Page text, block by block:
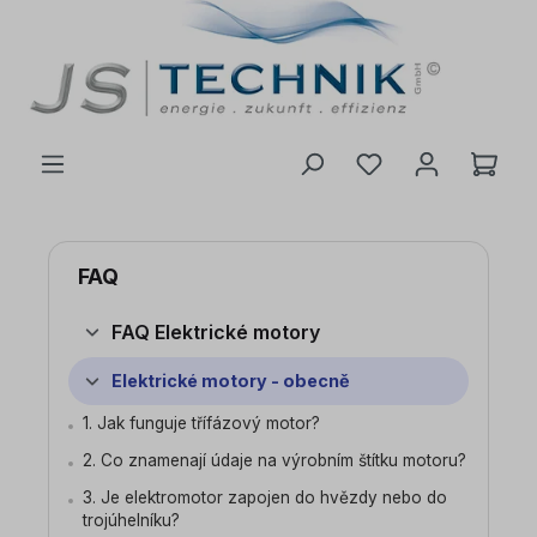
FAQ
FAQ Elektrické motory
Elektrické motory - obecně
1. Jak funguje třífázový motor?
2. Co znamenají údaje na výrobním štítku motoru?
3. Je elektromotor zapojen do hvězdy nebo do
trojúhelníku?